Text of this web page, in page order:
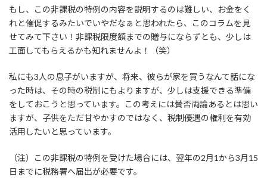
もし、この非課税の特例の内容を説明するのは難しい、お金をく
れと催促するみたいでいやだなぁと思われたら、このコラムを見
せてみて下さい！非課税限度額までの贈与にならずとも、少しは
工面してもらえるかも知れませんよ！（笑）
私にも3人の息子がいますが、将来、彼らが家を買うなんて話にな
った時は、その時の税制にもよりますが、少しは支援できる準備
をしておこうと思っています。この考えには賛否両論あるとは思い
ますが、子供をただ甘やかすのではなく、税制優遇の権利を有効
活用したいと思っています。
（注）この非課税の特例を受けた場合には、翌年の2月1から3月15
日までに税務署へ届出が必要です。